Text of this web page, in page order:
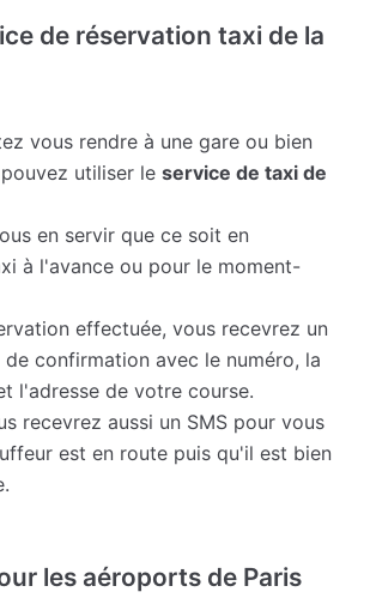
de réservation taxi de la
vous rendre à une gare ou bien
utiliser leservice de taxi de
en servir que ce soit en
à l'avance ou pour le moment-
effectuée, vous recevrez un
de confirmation avec le numéro, la
l'adresse de votre course.
recevrez aussi un SMS pour vous
est en route puis qu'il est bien
les aéroports de Paris